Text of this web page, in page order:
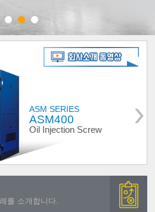
ASM SERIES
ASM400
Oil Injection Screw
를 소개합니다.